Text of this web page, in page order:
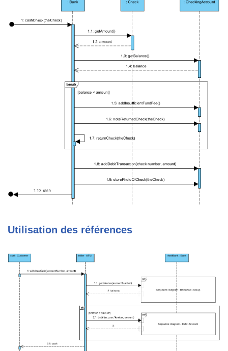
Utilisation des références